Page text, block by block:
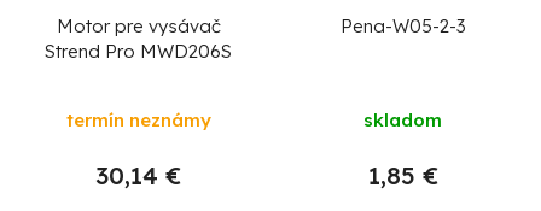
Motor pre vysávač
Strend Pro MWD206S
termín neznámy
30,14 €
Pena-W05-2-3
skladom
1,85 €